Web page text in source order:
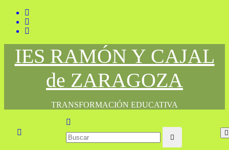
Saltar
contenido
IES RAMÓN Y CAJAL
de ZARAGOZA
TRANSFORMACIÓN EDUCATIVA